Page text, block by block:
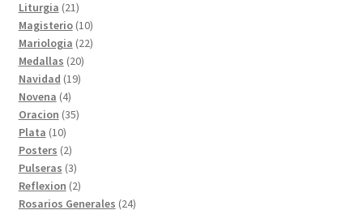
productos
Liturgia 2121
productos
Magisterio 1010
productos
Mariologia 2222
Medallas 2020
productos
Navidad 1919
Novena 44
productos
Oracion 3535
Plata 1010
productos
Posters 22
productos
Pulseras 33
productos
Reflexion 22
productos
Rosarios Generales 2424